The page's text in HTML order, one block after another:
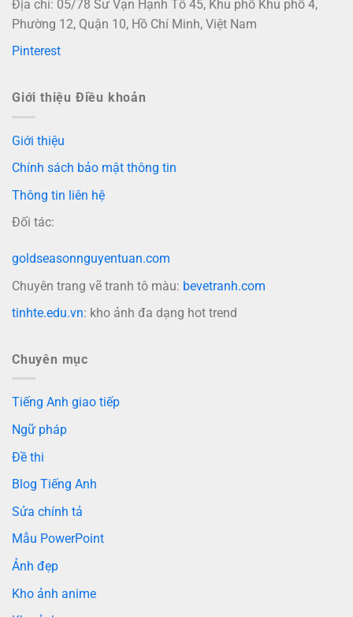
Địa chỉ: 05/78 Sư Vạn Hạnh Tổ 45, Khu phố Khu phố 4,
Phường 12, Quận 10, Hồ Chí Minh, Việt Nam
Pinterest
Giới thiệu Điều khoản
Giới thiệu
Chính sách bảo mật thông tin
Thông tin liên hệ
Đối tác:
goldseasonnguyentuan.com
Chuyên trang vẽ tranh tô màu: bevetranh.com
tinhte.edu.vn: kho ảnh đa dạng hot trend
Chuyên mục
Tiếng Anh giao tiếp
Ngữ pháp
Đề thi
Blog Tiếng Anh
Sửa chính tả
Mẫu PowerPoint
Ảnh đẹp
Kho ảnh anime